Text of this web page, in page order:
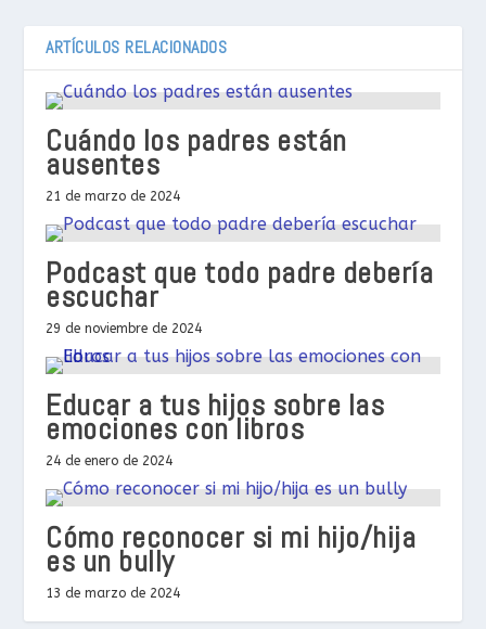
ARTÍCULOS RELACIONADOS
Cuándo los padres están
ausentes
21 de marzo de 2024
Podcast que todo padre debería
escuchar
29 de noviembre de 2024
Educar a tus hijos sobre las
emociones con libros
24 de enero de 2024
Cómo reconocer si mi hijo/hija
es un bully
13 de marzo de 2024